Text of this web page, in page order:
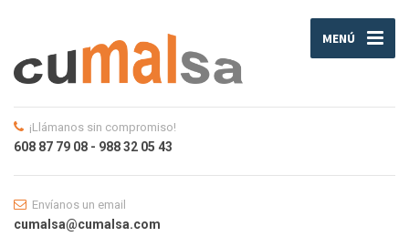
MENÚ
¡Llámanos sin compromiso!
608 87 79 08 - 988 32 05 43
Envíanos un email
cumalsa@cumalsa.com